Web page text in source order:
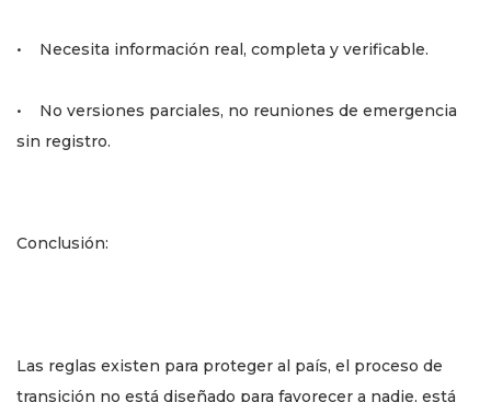
• Necesita información real, completa y verificable.
• No versiones parciales, no reuniones de emergencia
sin registro.
Conclusión:
Las reglas existen para proteger al país, el proceso de
transición no está diseñado para favorecer a nadie, está